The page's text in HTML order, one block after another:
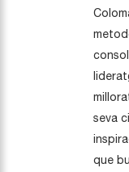
seva
que